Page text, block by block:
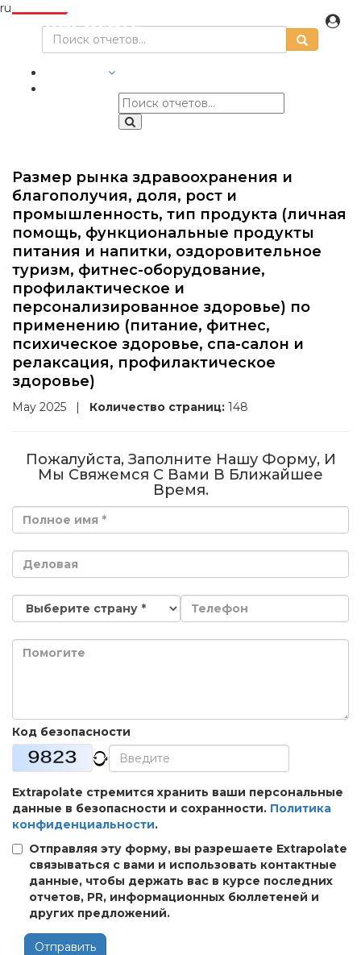
ru
Размер рынка здравоохранения и
благополучия, доля, рост и
промышленность, тип продукта (личная
помощь, функциональные продукты
питания и напитки, оздоровительное
туризм, фитнес-оборудование,
профилактическое и
персонализированное здоровье) по
применению (питание, фитнес,
психическое здоровье, спа-салон и
релаксация, профилактическое
здоровье)
May 2025 | Количество страниц: 148
Пожалуйста, Заполните Нашу Форму, И
Мы Свяжемся С Вами В Ближайшее
Время.
Код безопасности
Extrapolate стремится хранить ваши персональные
данные в безопасности и сохранности. Политика
конфиденциальности.
Отправляя эту форму, вы разрешаете Extrapolate
связываться с вами и использовать контактные
данные, чтобы держать вас в курсе последних
отчетов, PR, информационных бюллетеней и
других предложений.
Отправить